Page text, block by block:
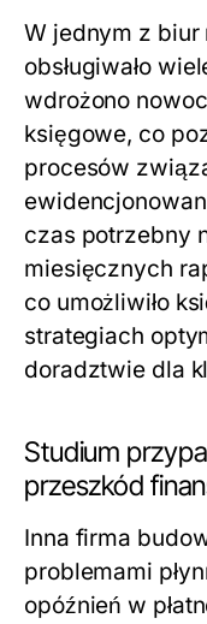
W jednym z
obsługiwało
wdrożono
księgowe, co
procesów
czas potrzebny
miesięcznych
co umożliwiło
strategiach
doradztwie dla
Studium
przeszkód
Inna firma
problemami
opóźnień w